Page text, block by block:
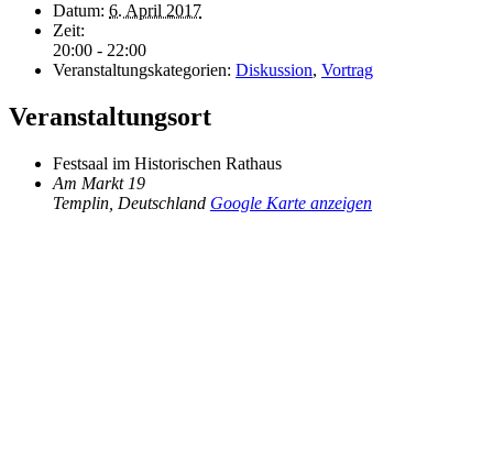
Datum: 6. April 2017
Zeit:
20:00 - 22:00
Veranstaltungskategorien: Diskussion, Vortrag
Veranstaltungsort
Festsaal im Historischen Rathaus
Am Markt 19
Templin Deutschland Google Karte anzeigen